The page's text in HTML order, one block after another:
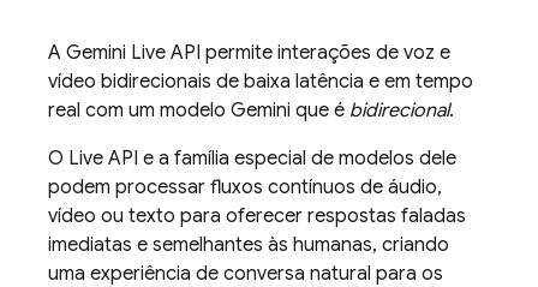
A Gemini Live API permite interações de voz e
vídeo bidirecionais de baixa latência e em tempo
real com um modelo Gemini que é bidirecional.
O Live API e a família especial de modelos dele
podem processar fluxos contínuos de áudio,
vídeo ou texto para oferecer respostas faladas
imediatas e semelhantes às humanas, criando
uma experiência de conversa natural para os